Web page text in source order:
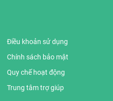
Điều khoản sử dụng
Chính sách bảo mật
Quy chế hoạt động
Trung tâm trợ giúp